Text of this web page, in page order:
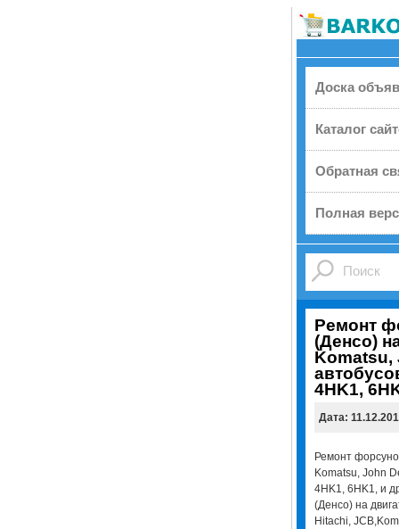
Доска
Каталог
Обратная
Полная
Ремонт
(Денсо)
Komatsu,
4HK1,
Дата:
Ремонт
Komatsu, John
4HK1, 6HK1, и
(Денсо) на
Hitachi,